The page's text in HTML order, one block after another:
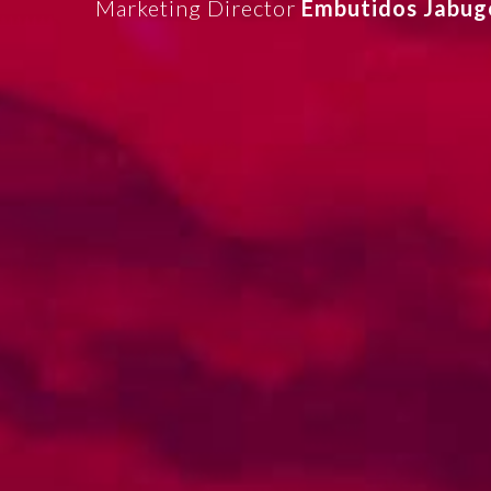
Marketing Director Embutidos